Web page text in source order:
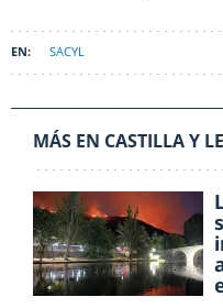
SACYL
MÁS EN CASTILLA Y